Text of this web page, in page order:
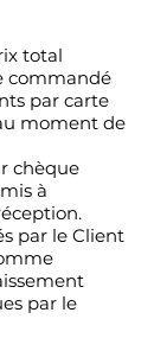
total
commandé
par carte
moment de
chèque
à
par le Client
par le